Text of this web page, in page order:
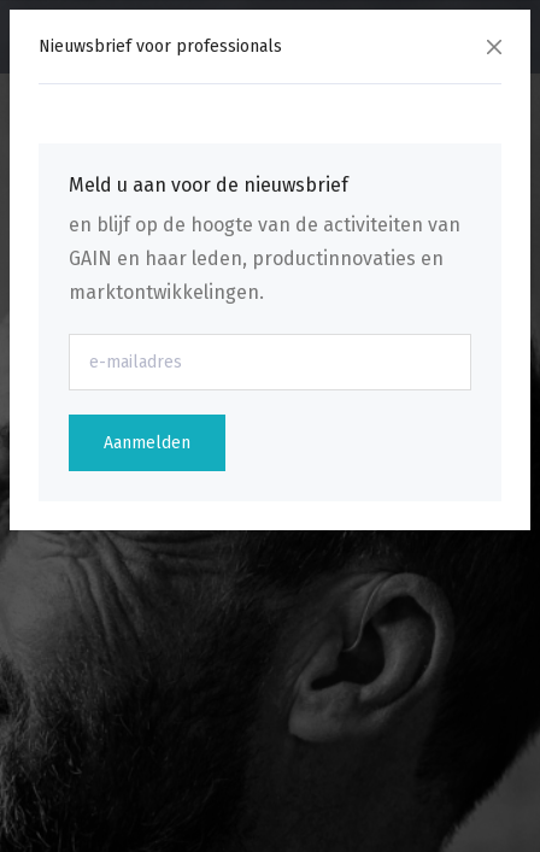
Nieuwsbrief voor professionals
Meld u aan voor de nieuwsbrief
en blijf op de hoogte van de activiteiten van
GAIN en haar leden, productinnovaties en
marktontwikkelingen.